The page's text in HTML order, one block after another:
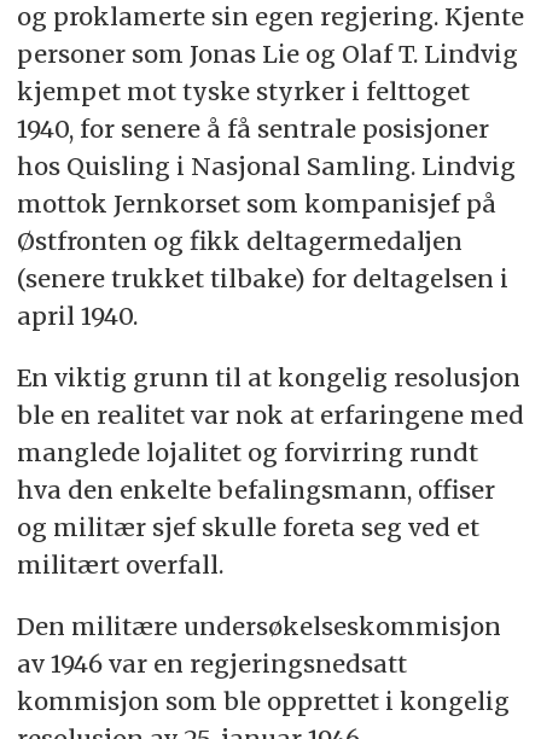
han tydelig var uvillig til dette gav
divisjonschefen beskjed om at kommandoen
fikk over til major Spjeldnes og ba om å få ham i
telefonen. Han fikk ordre om:
å samle alle troppene
å arrestere oberst Sundlo
å slå seg gjennom tyskeren og danne en
front tvers over jernbanen øst for Narvik
eldste officer hadde høiere ansiennitet.
Divisjonschefen gav da major Omdal som det
også lykkes å på telefonen, samme ordre.
og proklamerte sin egen regjering. Kjente
personer som Jonas Lie og Olaf T. Lindvig
kjempet mot tyske styrker i felttoget
1940, for senere å få sentrale posisjoner
hos Quisling i Nasjonal Samling. Lindvig
mottok Jernkorset som kompanisjef på
Østfronten og fikk deltagermedaljen
(senere trukket tilbake) for deltagelsen i
april 1940.
En viktig grunn til at kongelig resolusjon
ble en realitet var nok at erfaringene med
manglede lojalitet og forvirring rundt
hva den enkelte befalingsmann, offiser
og militær sjef skulle foreta seg ved et
militært overfall.
Den militære undersøkelseskommisjon
av 1946 var en regjeringsnedsatt
kommisjon som ble opprettet i kongelig